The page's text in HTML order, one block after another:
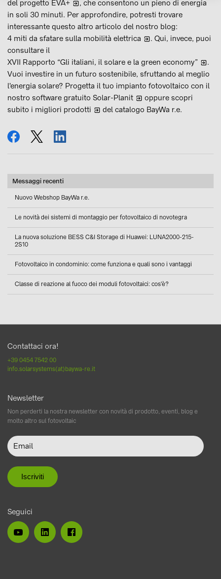
del progetto EVA+
, che consentono un pieno di energia
in soli 30 minuti. Per approfondire, potresti trovare
interessante questo altro articolo del nostro blog:
4 miti da sfatare sulla mobilità elettrica
. Qui, invece, puoi
consultare il
XVII Rapporto “Gli italiani, il solare e la green economy”
.
Vuoi investire in un futuro sostenibile, sfruttando al meglio
l'energia solare? Progetta il tuo impianto fotovoltaico con il
nostro software gratuito Solar-Planit
oppure scopri
subito i migliori prodotti del catalogo BayWa r.e.
condividi
tweetcondividi
Messaggi recenti
Nuovo Webshop BayWa r.e.
Le novità dei sistemi di montaggio per fotovoltaico di novotegra
La nuova soluzione BESS C&I Storage di Huawei: LUNA2000-215-
2S10
Fotovoltaico in condominio: come funziona e quali sono i vantaggi
Classe di reazione al fuoco dei moduli fotovoltaici: cos'è?
Contattaci ora!
+39 0454 7542 00
info.solarsystems(at)baywa-re.it
Newsletter
Non perderti la nostra newsletter con novità di prodotto, eventi, blog e
molto altro sul fotovoltaic
Seguici